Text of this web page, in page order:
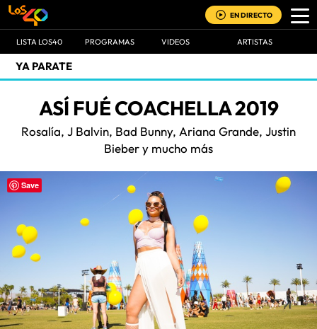
EN DIRECTO
LISTA LOS40 PROGRAMAS VIDEOS ARTISTAS
YA PARATE
ASÍ FUÉ COACHELLA 2019
Rosalía, J Balvin, Bad Bunny, Ariana Grande, Justin
Bieber y mucho más
Save